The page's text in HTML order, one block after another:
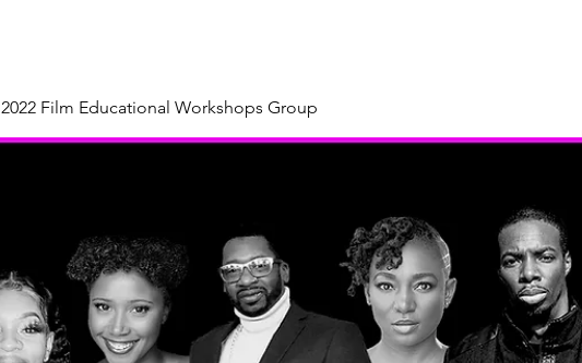
2022 Film Educational Workshops Group